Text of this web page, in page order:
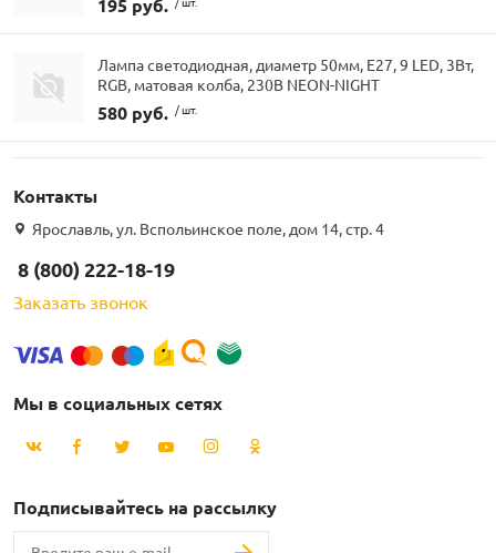
195 руб.
Лампа светодиодная, диаметр 50мм, E27, 9 LED, 3Вт,
RGB, матовая колба, 230В NEON-NIGHT
580 руб. / шт.
Контакты
Ярославль, ул. Вспольинское поле, дом 14, стр. 4
8 (800) 222-18-19
Заказать звонок
Мы в социальных сетях
Подписывайтесь на рассылку